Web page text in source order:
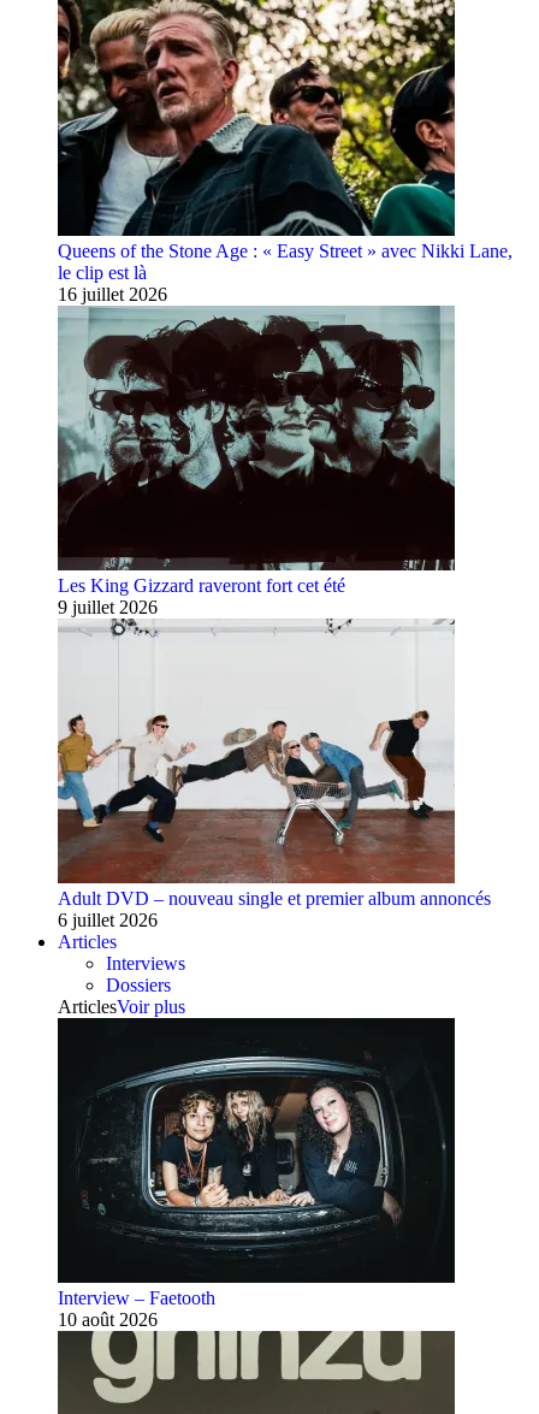
Queens of the Stone Age : « Easy Street » avec Nikki Lane,
le clip est là
16 juillet 2026
Les King Gizzard raveront fort cet été
9 juillet 2026
Adult DVD – nouveau single et premier album annoncés
6 juillet 2026
Articles
Interviews
Dossiers
ArticlesVoir plus
Interview – Faetooth
10 août 2026